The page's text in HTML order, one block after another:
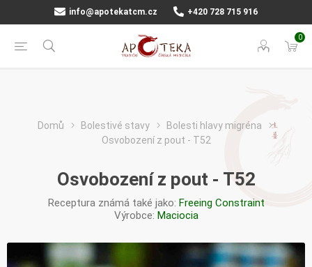
info@apotekatcm.cz +420 728 715 916
0
Domů Bolestivé stavy
Bolesti hlavy migréna
Osvobození z pout - T52
Osvobození z pout - T52
Receptura známá také jako: Freeing Constraint
Výrobce: Maciocia